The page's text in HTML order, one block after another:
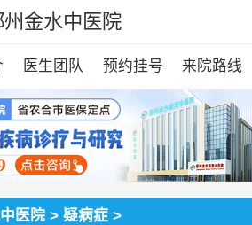
州金水中医院
医生团队 预约挂号 来院路线
医院 >疑病症 >